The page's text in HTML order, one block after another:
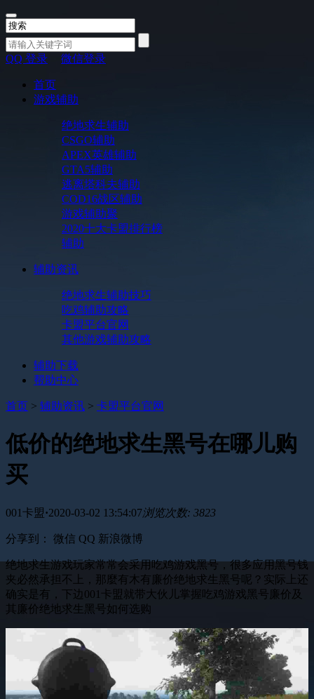
QQ 登录 微信登录
首页
游戏辅助
绝地求生辅助
CSGO辅助
APEX英雄辅助
GTA5辅助
逃离塔科夫辅助
COD16战区辅助
游戏辅助聚
2020十大卡盟排行榜
辅助
辅助资讯
绝地求生辅助技巧
吃鸡辅助攻略
卡盟平台官网
其他游戏辅助攻略
辅助下载
帮助中心
首页 > 辅助资讯 > 卡盟平台官网
低价的绝地求生黑号在哪儿购
买
001卡盟·2020-03-02 13:54:07浏览次数: 3823
分享到： 微信 QQ 新浪微博
绝地求生游戏玩家常常会采用吃鸡游戏黑号，很多应用黑号钱
夹必然承担不上，那麼有木有廉价绝地求生黑号呢？实际上还
确实是有，下边001卡盟就带大伙儿掌握吃鸡游戏黑号廉价及
其廉价绝地求生黑号如何选购